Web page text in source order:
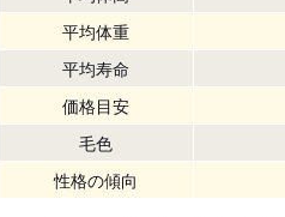
平均体重
平均寿命
価格目安
毛色
性格の傾向